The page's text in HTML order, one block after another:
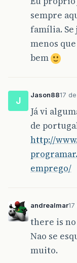
sempre
família. Se
menos
bem
J
Jason8817
Já vi
de
http://
emprego/
andrealmar
there is
Nao se
muito.